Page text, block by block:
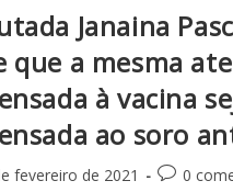
Janaina
que a mesma
à vacina
ao soro
fevereiro de 2021 0